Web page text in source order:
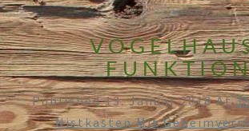
Published13. Januar 2018At
Nistkasten Mit